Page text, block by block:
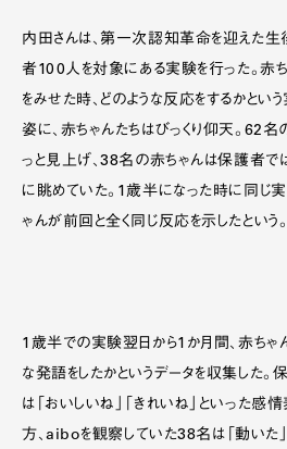
内田さんは、第一次認知革命を迎えた生
者100人を対象にある実験を行った。赤ち
をみせた時、どのような反応をするかと
姿に、赤ちゃんたちはびっくり仰天。62
っと見上げ、38名の赤ちゃんは保護者で
に眺めていた。1歳半になった時に同じ実
ゃんが前回と全く同じ反応を示したという。
1歳半での実験翌日から1か月間、赤ちゃ
な発語をしたかというデータを収集した
は「おいしいね」「きれいね」といった感
方、aiboを観察していた38名は「動いた」